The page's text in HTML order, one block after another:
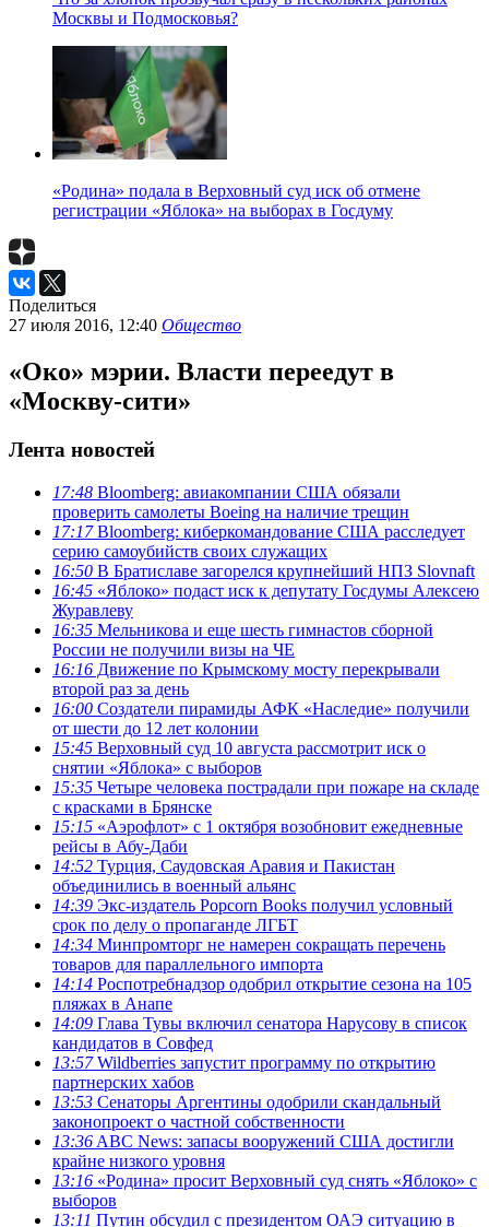
Москвы и Подмосковья?
«Родина» подала в Верховный суд иск об отмене
регистрации «Яблока» на выборах в Госдуму
Поделиться
27 июля 2016, 12:40 Общество
«Око» мэрии. Власти переедут в
«Москву-сити»
Лента новостей
17:48 Bloomberg: авиакомпании США обязали
проверить самолеты Boeing на наличие трещин
17:17Bloomberg: киберкомандование США расследует
серию самоубийств своих служащих
16:50 В Братиславе загорелся крупнейший НПЗ Slovnaft
16:45 «Яблоко» подаст иск к депутату Госдумы Алексею
Журавлеву
16:35 Мельникова и еще шесть гимнастов сборной
России не получили визы на ЧЕ
16:16 Движение по Крымскому мосту перекрывали
второй раз за день
16:00 Создатели пирамиды АФК «Наследие» получили
от шести до 12 лет колонии
15:45 Верховный суд 10 августа рассмотрит иск о
снятии «Яблока» с выборов
15:35 Четыре человека пострадали при пожаре на складе
с красками в Брянске
15:15 «Аэрофлот» с 1 октября возобновит ежедневные
рейсы в Абу-Даби
14:52 Турция, Саудовская Аравия и Пакистан
объединились в военный альянс
14:39 Экс-издатель Popcorn Books получил условный
срок по делу о пропаганде ЛГБТ
14:34 Минпромторг не намерен сокращать перечень
товаров для параллельного импорта
14:14 Роспотребнадзор одобрил открытие сезона на 105
пляжах в Анапе
14:09 Глава Тувы включил сенатора Нарусову в список
кандидатов в Совфед
13:57Wildberries запустит программу по открытию
партнерских хабов
13:53 Сенаторы Аргентины одобрили скандальный
законопроект о частной собственности
13:36 ABC News: запасы вооружений США достигли
крайне низкого уровня
13:16 «Родина» просит Верховный суд снять «Яблоко» с
выборов
13:11 Путин обсудил с президентом ОАЭ ситуацию в